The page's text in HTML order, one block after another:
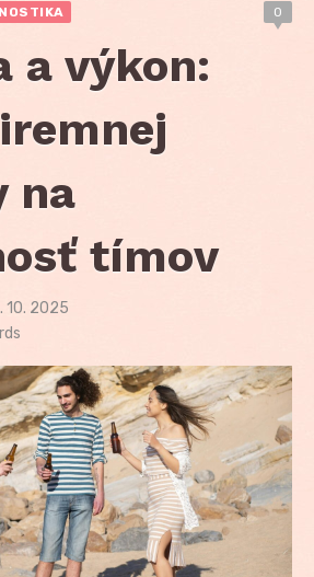
0
a výkon:
na
tímov
10. 2025